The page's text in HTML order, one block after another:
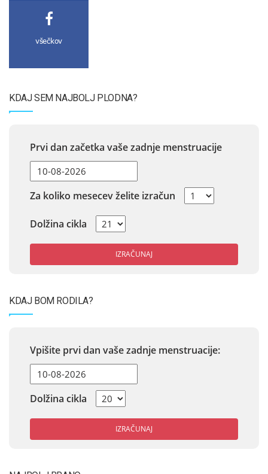
všečkov
KDAJ SEM NAJBOLJ PLODNA?
Prvi dan začetka vaše zadnje menstruacije
Za koliko mesecev želite izračun
Dolžina cikla
IZRAČUNAJ
KDAJ BOM RODILA?
Vpišite prvi dan vaše zadnje menstruacije:
Dolžina cikla
IZRAČUNAJ